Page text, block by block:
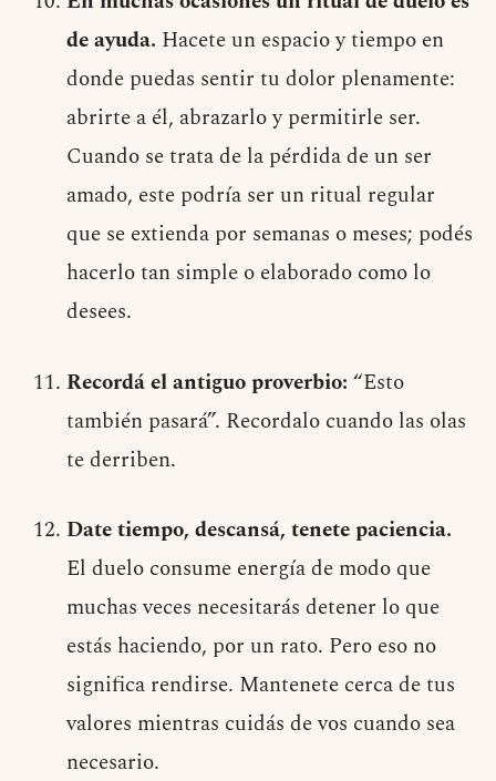
de ayuda. Hacete un espacio y tiempo en
donde puedas sentir tu dolor plenamente:
abrirte a él, abrazarlo y permitirle ser.
Cuando se trata de la pérdida de un ser
amado, este podría ser un ritual regular
que se extienda por semanas o meses; podés
hacerlo tan simple o elaborado como lo
desees.
Recordá el antiguo proverbio: “Esto
también pasará”. Recordalo cuando las olas
te derriben.
Date tiempo, descansá, tenete paciencia.
El duelo consume energía de modo que
muchas veces necesitarás detener lo que
estás haciendo, por un rato. Pero eso no
significa rendirse. Mantenete cerca de tus
valores mientras cuidás de vos cuando sea
necesario.